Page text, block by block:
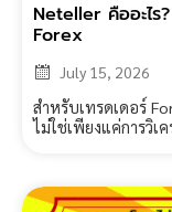
Neteller คืออะไร
Forex
July 15, 2026
สำหรับเทรดเดอร์
ไม่ใช่เพียงแค่การวิเ